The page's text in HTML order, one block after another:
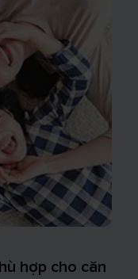
hợp cho căn